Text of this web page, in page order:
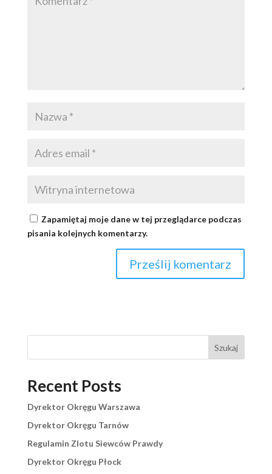
Zapamiętaj moje dane w tej przeglądarce podczas
pisania kolejnych komentarzy.
Szukaj
Recent Posts
Dyrektor Okręgu Warszawa
Dyrektor Okręgu Tarnów
Regulamin Zlotu Siewców Prawdy
Dyrektor Okręgu Płock